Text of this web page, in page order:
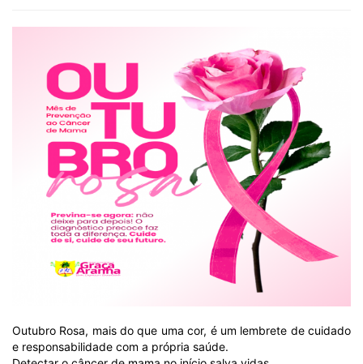
Outubro Rosa, mais do que uma cor, é um lembrete de cuidado
e responsabilidade com a própria saúde.